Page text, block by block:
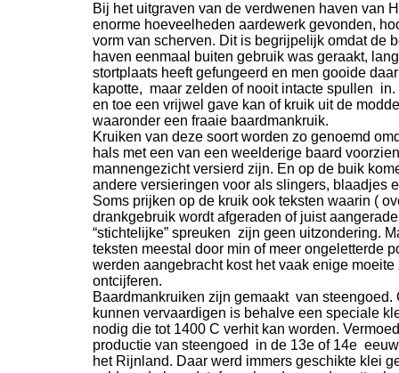
Bij het uitgraven van de verdwenen haven van
enorme hoeveelheden aardewerk gevonden,
vorm van scherven. Dit is begrijpelijk omdat de
haven eenmaal buiten gebruik was geraakt,
stortplaats heeft gefungeerd en men gooide
kapotte, maar zelden of nooit intacte spullen in.
en toe een vrijwel gave kan of kruik uit de
waaronder een fraaie baardmankruik.
Kruiken van deze soort worden zo genoemd
hals met een van een weelderige baard voorzien
mannengezicht versierd zijn. En op de buik
andere versieringen voor als slingers, blaadjes
Soms prijken op de kruik ook teksten waarin (
drankgebruik wordt afgeraden of juist
“stichtelijke” spreuken zijn geen uitzondering.
teksten meestal door min of meer ongeletterde
werden aangebracht kost het vaak enige moeite
ontcijferen.
Baardmankruiken zijn gemaakt van steengoed.
kunnen vervaardigen is behalve een speciale
nodig die tot 1400 C verhit kan worden.
productie van steengoed in de 13e of 14e
het Rijnland. Daar werd immers geschikte klei